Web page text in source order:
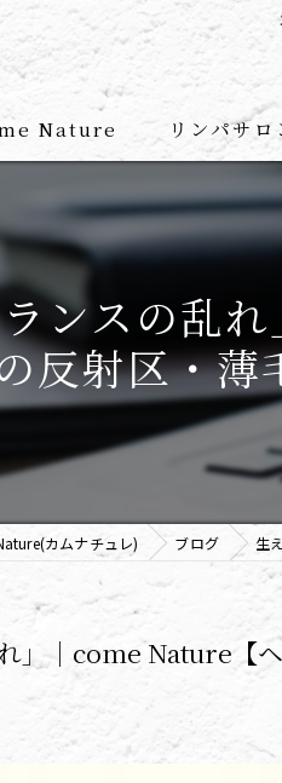
Nature
徴
リンパサ
セラピスト紹
リンパマッサ
B more Bの
リンパ
ンスの乱
反射区・薄
カムナチュレ) ブログ 生
」｜come Nature【